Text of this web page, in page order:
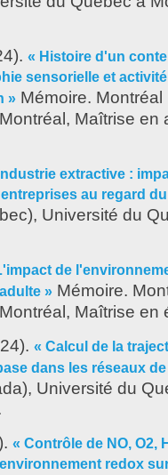
« Histoire d'un
sensorielle et
» Mémoire.
Maîtrise en
extractive :
au regard
Université du
de
» Mémoire.
Maîtrise en
« Calcul de la
dans les réseaux
Université du
« Contrôle de NO, O2,
redox